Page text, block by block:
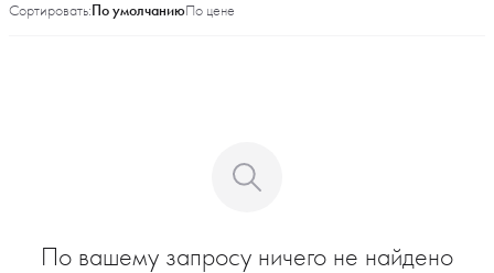
Сортировать:По умолчаниюПо цене
По вашему запросу ничего не найдено